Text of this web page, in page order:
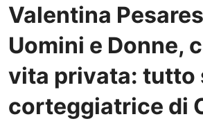
Valentina
Uomini e Donne,
vita privata: tutto
corteggiatrice di